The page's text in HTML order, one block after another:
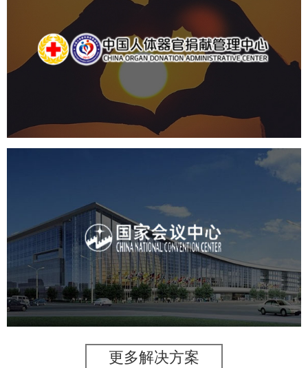
中国人体器官捐献管理中心
国企 品牌官网 网站建设
国家会议中心
专业服务 网站建设 网站设计
更多解决方案